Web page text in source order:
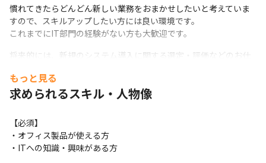
慣れてきたらどんどん新しい業務をおまかせしたいと考えていま
すので、スキルアップしたい方には良い環境です。
これまでにIT部門の経験がない方も大歓迎です。
将来的には、新規のシステム導入に関する選定・評価などのお仕
もっと見る
求められるスキル・人物像
【必須】
・オフィス製品が使える方
・ITへの知識・興味がある方